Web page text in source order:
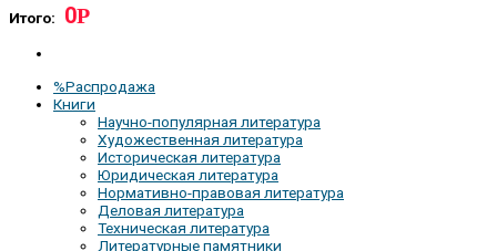
Итого: 0Р
%Распродажа
Книги
Научно-популярная литература
Художественная литература
Историческая литература
Юридическая литература
Нормативно-правовая литература
Деловая литература
Техническая литература
Литературные памятники